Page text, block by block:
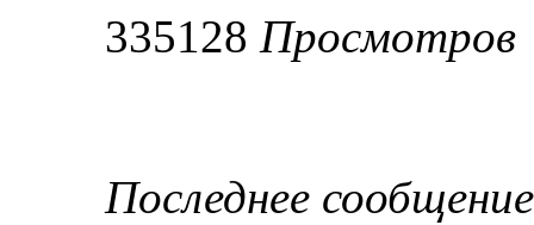
335128 Просмотров
Последнее